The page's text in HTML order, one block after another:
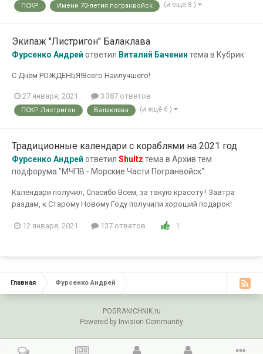
ПСКР Имени 70-летия погранвойск (и ещё 8 )
Экипаж "Листригон" Балаклава
Фурсенко Андрей ответил Виталий Баченин тема в Кубрик
С Днём РОЖДЕНЬЯ!Всего Наилучшего!
27 января, 2021 3 387 ответов
ПСКР Листригон Балаклава (и ещё 6 )
Традиционные календари с кораблями на 2021 год.
Фурсенко Андрей ответил Shultz тема в Архив тем
подфорума "МЧПВ - Морские Части Погранвойск".
Календари получил, Спасибо Всем, за такую красоту ! Завтра
раздам, к Старому Новому Году получили хороший подарок!
12 января, 2021 137 ответов 1
Главная Фурсенко Андрей
POGRANICHNIK.ru
Powered by Invision Community